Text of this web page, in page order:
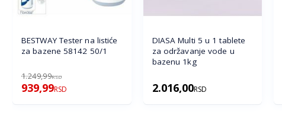
BESTWAY Tester na listiće
za bazene 58142 50/1
1.249,99RSD
939,99RSD
DIASA Multi 5 u 1 tablete
za održavanje vode u
bazenu 1kg
2.016,00RSD